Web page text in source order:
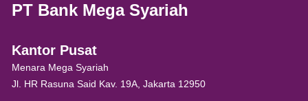
PT Bank Mega Syariah
Kantor Pusat
Menara Mega Syariah
Jl. HR Rasuna Said Kav. 19A, Jakarta 12950